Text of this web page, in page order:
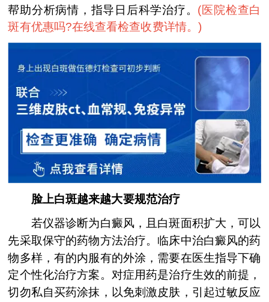
帮助分析病情，指导日后科学治疗。 (医院检查白
斑有优惠吗?在线查看检查收费详情。)
脸上白斑越来越大要规范治疗
若仪器诊断为白癜风，且白斑面积扩大，可以
先采取保守的药物方法治疗。临床中治白癜风的药
物多样，有的内服有的外涂，需要在医生指导下确
定个性化治疗方案。对症用药是治疗生效的前提，
切勿私自买药涂抹，以免刺激皮肤，引起过敏反应